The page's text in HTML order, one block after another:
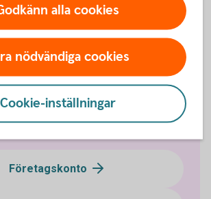
till ettkontor
Företagskonto
alla cookies
nödvändiga cookies
Cookie-inställningar